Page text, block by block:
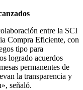
entre la SCI
Compra Eficiente, con
tipo para
logrado acuerdos
permanentes de
la transparencia y
señaló.